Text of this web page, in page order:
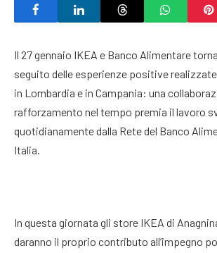
Il 27 gennaio IKEA e Banco Alimentare
seguito delle esperienze positive
in Lombardia e in Campania: una
rafforzamento nel tempo premia il lavoro
quotidianamente dalla Rete del Banco
Italia.
In questa giornata gli store IKEA di
daranno il proprio contributo all’impegno